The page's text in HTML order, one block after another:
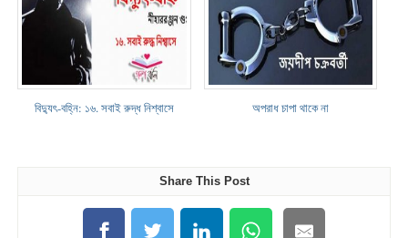
বিদ্যুৎ-বহ্নি: ১৬. সবাই রুদ্ধ নিশ্বাসে অপরাধ চাপা থাকে না
Share This Post